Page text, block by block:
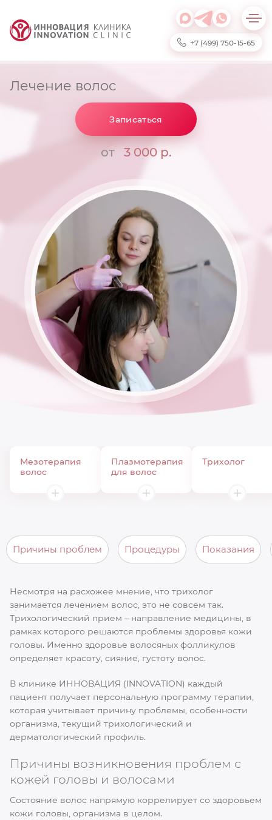
+7 (499) 750-15-65
Лечение волос
Записаться
от 3 000 р.
Мезотерапия
волос
Плазмотерапия
для волос
Трихолог
Причины проблем Процедуры Показания
Несмотря на расхожее мнение, что трихолог
занимается лечением волос, это не совсем так.
Трихологический прием – направление медицины, в
рамках которого решаются проблемы здоровья кожи
головы. Именно здоровье волосяных фолликулов
определяет красоту, сияние, густоту волос.
В клинике ИННОВАЦИЯ (INNOVATION) каждый
пациент получает персональную программу терапии,
которая учитывает причину проблемы, особенности
организма, текущий трихологический и
дерматологический профиль.
Причины возникновения проблем с
кожей головы и волосами
Состояние волос напрямую коррелирует со здоровьем
кожи головы, организма в целом.